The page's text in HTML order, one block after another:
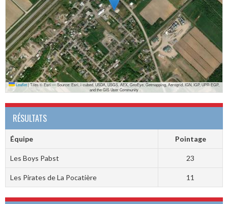
Leaflet|Tiles © Esri — Source: Esri, i-cubed, USDA, USGS, AEX, GeoEye, Getmapping, Aerogrid, IGN, IGP, UPR-EGP,
and the GIS User Community
RÉSULTATS
Équipe Pointage
Les Boys Pabst 23
Les Pirates de La Pocatière 11